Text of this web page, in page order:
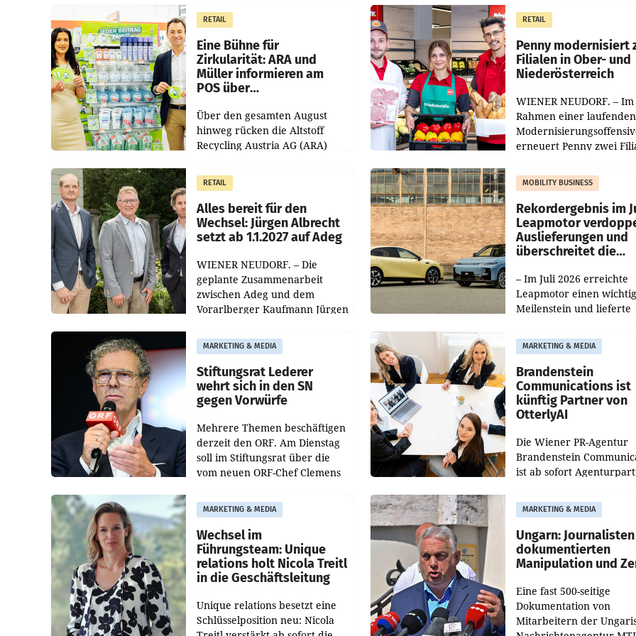
erwirtschaftet, was einem Plus
von 3,8 Prozent gegenüber
dem Vergleichszeitraum
gemacht und die
Markterwartung deutlich
übertroffen.
RETAIL
Eine Bühne für
Zirkularität: ARA und
Müller informieren am
POS über
Über den gesamten August
hinweg rücken die Altstoff
Recycling Austria AG (ARA)
Müller die Initiative „Kreislauf-
Helden“ in allen
österreichischen Müller-Filialen
RETAIL
Penny modernisiert
Filialen in Ober- und
Niederösterreich
WIENER NEUDORF. – Im
Rahmen einer laufenden
erneuert Penny zwei
Die beiden Standorte
Haag sowie im rund
RETAIL
Alles bereit für den
Wechsel: Jürgen Albrecht
setzt ab 1.1.2027 auf Adeg
WIENER NEUDORF. – Die
geplante Zusammenarbeit
zwischen Adeg und dem
Vorarlberger Kaufmann Jürgen
freigegeben: Die
Bundeswettbewerbsbehörde
und der Bundeskartellanwalt
MOBILITY BUSINESS
Rekordergebnis im
Leapmotor
Auslieferungen und
überschreitet die
– Im Juli 2026 erreichte
Leapmotor einen
Meilenstein und lieferte
aus, womit sich das
gegenüber Juli 2025
verdoppelte (+102
MARKETING & MEDIA
Stiftungsrat Lederer
wehrt sich in den SN
gegen Vorwürfe
Mehrere Themen beschäftigen
derzeit den ORF. Am Dienstag
soll im Stiftungsrat über die
vom neuen ORF-Chef Clemens
Besetzungen für die
Direktionen abgestimmt
werden.
MARKETING & MEDIA
Brandenstein
Communications ist
künftig Partner von
OtterlyAI
Die Wiener PR-Agentur
Brandenstein
ist ab sofort
Optimierungsplattform
OtterlyAI. Damit baut die
Agentur ihr
MARKETING & MEDIA
Wechsel im
Führungsteam: Unique
relations holt Nicola Treitl
in die Geschäftsleitung
Unique relations besetzt eine
Schlüsselposition neu: Nicola
MARKETING & MEDIA
Ungarn: Journalisten
dokumentierten
Manipulation und
Eine fast 500-seitige
Dokumentation von
Mitarbeitern der